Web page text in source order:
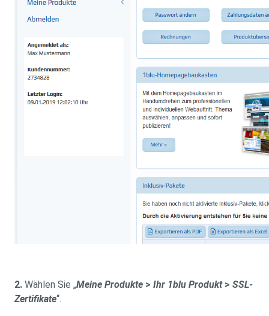
2. Wählen Sie „Meine Produkte > Ihr 1blu Produkt > SSL-
Zertifikate“.